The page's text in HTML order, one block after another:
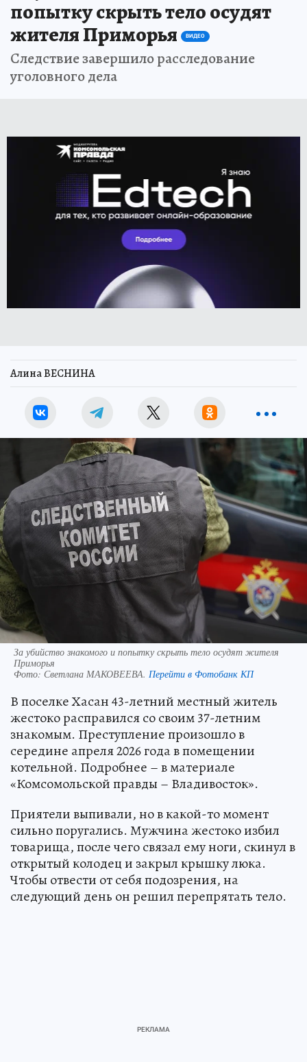
попытку скрыть тело осудят
жителя Приморья
ВИДЕО
Следствие завершило расследование
уголовного дела
Алина ВЕСНИНА
За убийство знакомого и попытку скрыть тело осудят жителя
Приморья
Фото: Светлана МАКОВЕЕВА. Перейти в Фотобанк КП
В поселке Хасан 43-летний местный житель
жестоко расправился со своим 37-летним
знакомым. Преступление произошло в
середине апреля 2026 года в помещении
котельной. Подробнее – в материале
«Комсомольской правды – Владивосток».
Приятели выпивали, но в какой-то момент
сильно поругались. Мужчина жестоко избил
товарища, после чего связал ему ноги, скинул в
открытый колодец и закрыл крышку люка.
Чтобы отвести от себя подозрения, на
следующий день он решил перепрятать тело.